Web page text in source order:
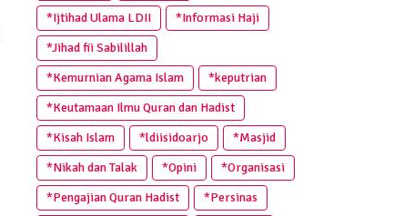
*Ijtihad Ulama LDII
*Informasi Haji
*Jihad fii Sabilillah
*Kemurnian Agama Islam
*keputrian
*Keutamaan Ilmu Quran dan Hadist
*Kisah Islam
*ldiisidoarjo
*Masjid
*Nikah dan Talak
*Opini
*Organisasi
*Pengajian Quran Hadist
*Persinas